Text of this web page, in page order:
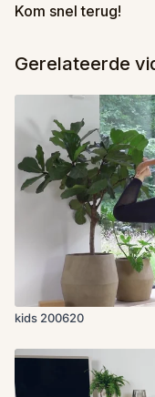
Kom snel terug!
Gerelateerde
kids 200620